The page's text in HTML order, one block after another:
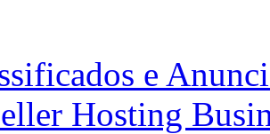
e
Hosting